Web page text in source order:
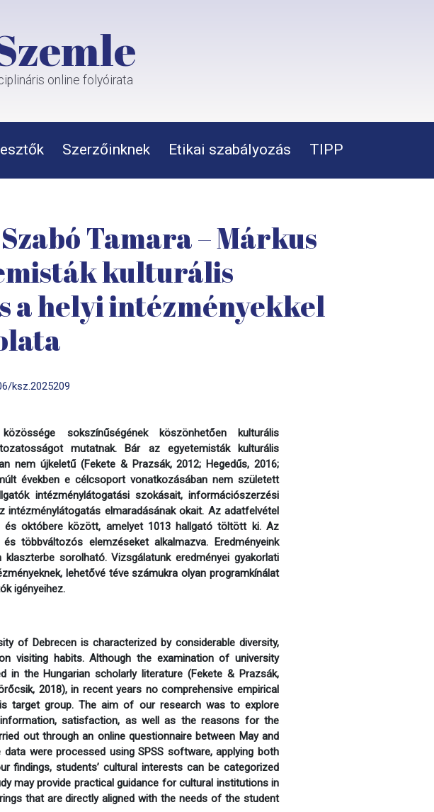
online folyóirata
Szerzőinknek Etikai szabályozás TIPP
Tamara – Márkus
kulturális
a helyi intézményekkel
ksz.2025209
sokszínűségének köszönhetően kulturális
mutatnak. Bár az egyetemisták kulturális
nem újkeletű (Fekete & Prazsák, 2012; Hegedűs, 2016;
években e célcsoport vonatkozásában nem született
intézménylátogatási szokásait, információszerzési
elmaradásának okait. Az adatfelvétel
és októbere között, amelyet 1013 hallgató töltött ki. Az
többváltozós elemzéseket alkalmazva. Eredményeink
sorolható. Vizsgálatunk eredményei gyakorlati
lehetővé téve számukra olyan programkínálat
igényeihez.
of Debrecen is characterized by considerable diversity,
visiting habits. Although the examination of university
in the Hungarian scholarly literature (Fekete & Prazsák,
2018), in recent years no comprehensive empirical
target group. The aim of our research was to explore
satisfaction, as well as the reasons for the
out through an online questionnaire between May and
were processed using SPSS software, applying both
findings, students’ cultural interests can be categorized
may provide practical guidance for cultural institutions in
that are directly aligned with the needs of the student